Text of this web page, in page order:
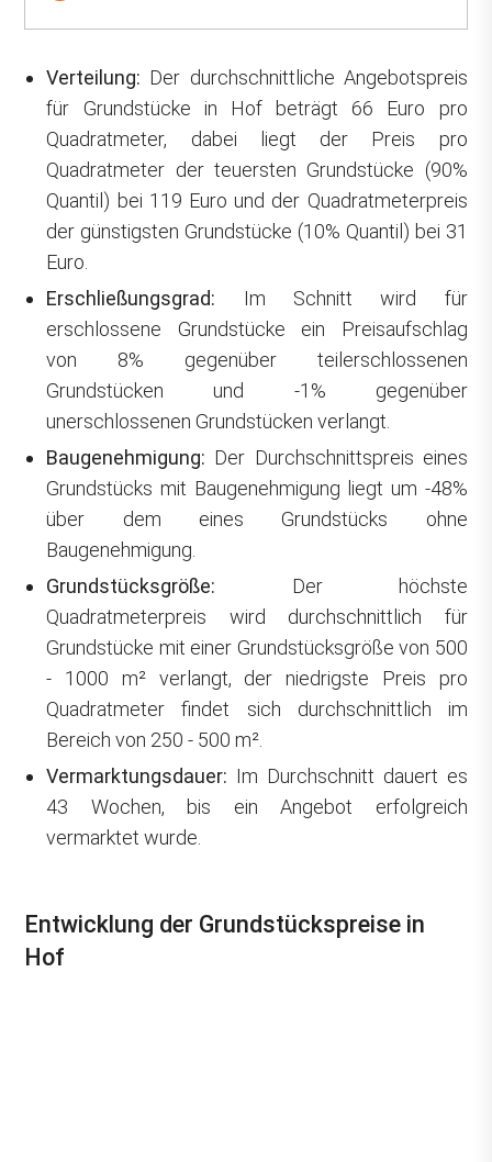
Verteilung: Der durchschnittliche Angebotspreis
für Grundstücke in Hof beträgt 66 Euro pro
Quadratmeter, dabei liegt der Preis pro
Quadratmeter der teuersten Grundstücke (90%
Quantil) bei 119 Euro und der Quadratmeterpreis
der günstigsten Grundstücke (10% Quantil) bei 31
Euro.
Erschließungsgrad: Im Schnitt wird für
erschlossene Grundstücke ein Preisaufschlag
von 8% gegenüber teilerschlossenen
Grundstücken und -1% gegenüber
unerschlossenen Grundstücken verlangt.
Baugenehmigung: Der Durchschnittspreis eines
Grundstücks mit Baugenehmigung liegt um -48%
über dem eines Grundstücks ohne
Baugenehmigung.
Grundstücksgröße: Der höchste
Quadratmeterpreis wird durchschnittlich für
Grundstücke mit einer Grundstücksgröße von 500
- 1000 m² verlangt, der niedrigste Preis pro
Quadratmeter findet sich durchschnittlich im
Bereich von 250 - 500 m².
Vermarktungsdauer: Im Durchschnitt dauert es
43 Wochen, bis ein Angebot erfolgreich
vermarktet wurde.
Entwicklung der Grundstückspreise in
Hof